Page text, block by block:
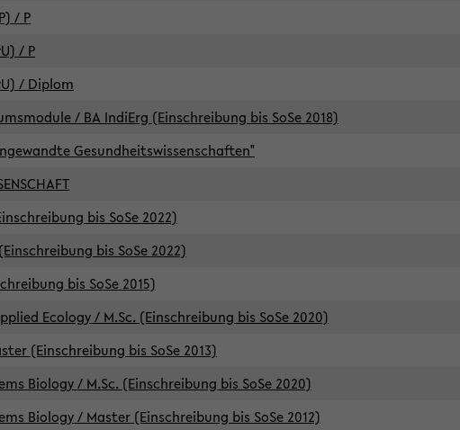
/ P
/ P
/ Diplom
/ BA IndiErg (Einschreibung bis SoSe 2018)
Gesundheitswissenschaften"
bis SoSe 2022)
bis SoSe 2022)
bis SoSe 2015)
Ecology / M.Sc. (Einschreibung bis SoSe 2020)
(Einschreibung bis SoSe 2013)
Biology / M.Sc. (Einschreibung bis SoSe 2020)
Biology / Master (Einschreibung bis SoSe 2012)